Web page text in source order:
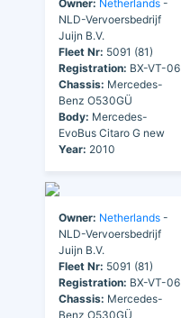
Owner: Netherlands -
NLD-Vervoersbedrijf
Juijn B.V.
Fleet Nr: 5091 (81)
Registration: BX-VT-06
Chassis: Mercedes-
Benz O530GÜ
Body: Mercedes-
EvoBus Citaro G new
Year: 2010
Owner: Netherlands -
NLD-Vervoersbedrijf
Juijn B.V.
Fleet Nr: 5091 (81)
Registration: BX-VT-06
Chassis: Mercedes-
Benz O530GÜ